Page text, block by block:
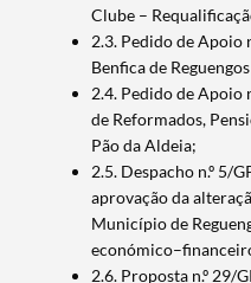
Clube –
2.3. Pedido de Apoio
Benfica de
2.4. Pedido de Apoio
de Reformados,
Pão da Aldeia;
2.5. Despacho n.º 5/
aprovação da
Município de
2.6. Proposta n.º 29/